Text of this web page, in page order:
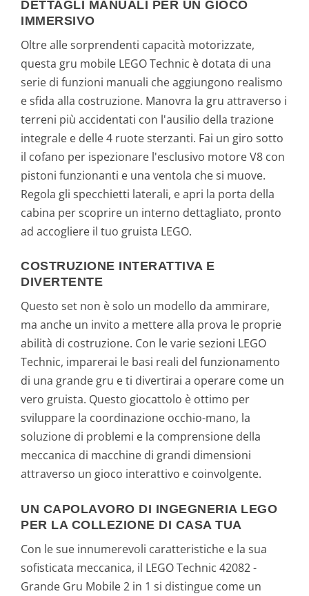
DETTAGLI MANUALI PER UN GIOCO
IMMERSIVO
Oltre alle sorprendenti capacità motorizzate,
questa gru mobile LEGO Technic è dotata di una
serie di funzioni manuali che aggiungono realismo
e sfida alla costruzione. Manovra la gru attraverso i
terreni più accidentati con l'ausilio della trazione
integrale e delle 4 ruote sterzanti. Fai un giro sotto
il cofano per ispezionare l'esclusivo motore V8 con
pistoni funzionanti e una ventola che si muove.
Regola gli specchietti laterali, e apri la porta della
cabina per scoprire un interno dettagliato, pronto
ad accogliere il tuo gruista LEGO.
COSTRUZIONE INTERATTIVA E
DIVERTENTE
Questo set non è solo un modello da ammirare,
ma anche un invito a mettere alla prova le proprie
abilità di costruzione. Con le varie sezioni LEGO
Technic, imparerai le basi reali del funzionamento
di una grande gru e ti divertirai a operare come un
vero gruista. Questo giocattolo è ottimo per
sviluppare la coordinazione occhio-mano, la
soluzione di problemi e la comprensione della
meccanica di macchine di grandi dimensioni
attraverso un gioco interattivo e coinvolgente.
UN CAPOLAVORO DI INGEGNERIA LEGO
PER LA COLLEZIONE DI CASA TUA
Con le sue innumerevoli caratteristiche e la sua
sofisticata meccanica, il LEGO Technic 42082 -
Grande Gru Mobile 2 in 1 si distingue come un